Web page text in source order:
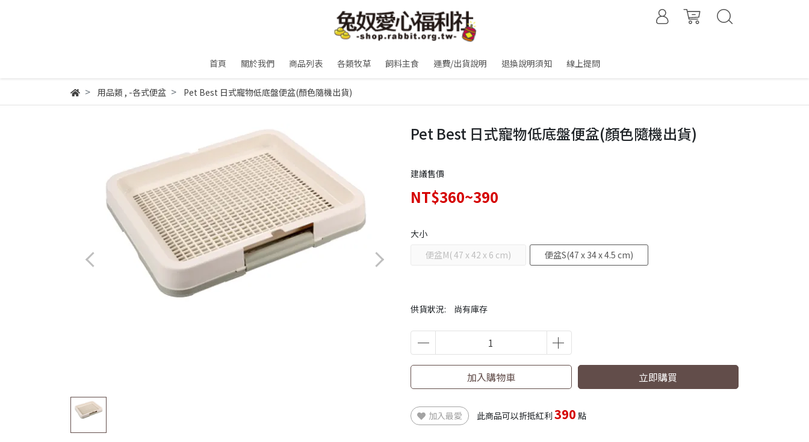
首頁 關於我們 商品列表 各類牧草 飼料主食 運費/出貨說明 退換說明須知 線上提問
用品類 , -各式便盆 Pet Best 日式寵物低底盤便盆(顏色隨機出貨)
Pet Best 日式寵物低底盤便盆(顏色隨機出貨)
建議售價
NT$360~390
供貨狀況: 尚有庫存
大小
便盆M( 47 x 42 x 6 cm)
便盆S(47 x 34 x 4.5 cm)
加入購物車 立即購買
加入最愛 此商品可以折抵紅利 390 點